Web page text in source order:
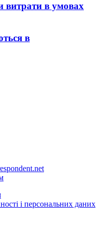
в умовах
в
і персональних даних